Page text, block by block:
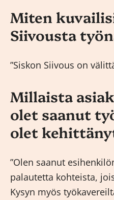
Miten
Siivousta
”Siskon Siivous on
Millaista
olet saanut
olet
”Olen saanut
palautetta kohteista,
Kysyn myös